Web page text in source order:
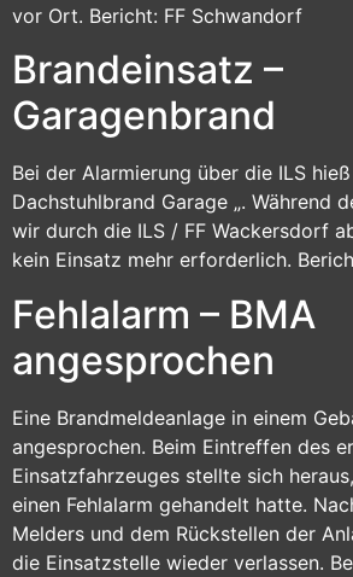
vor Ort. Bericht: FF Schwandorf
Brandeinsatz –
Garagenbrand
Bei der Alarmierung über die ILS hieß
Dachstuhlbrand Garage „. Während
wir durch die ILS / FF Wackersdorf
kein Einsatz mehr erforderlich.
Fehlalarm – BMA
angesprochen
Eine Brandmeldeanlage in einem
angesprochen. Beim Eintreffen des
Einsatzfahrzeuges stellte sich
einen Fehlalarm gehandelt hatte.
Melders und dem Rückstellen der
die Einsatzstelle wieder verlassen.